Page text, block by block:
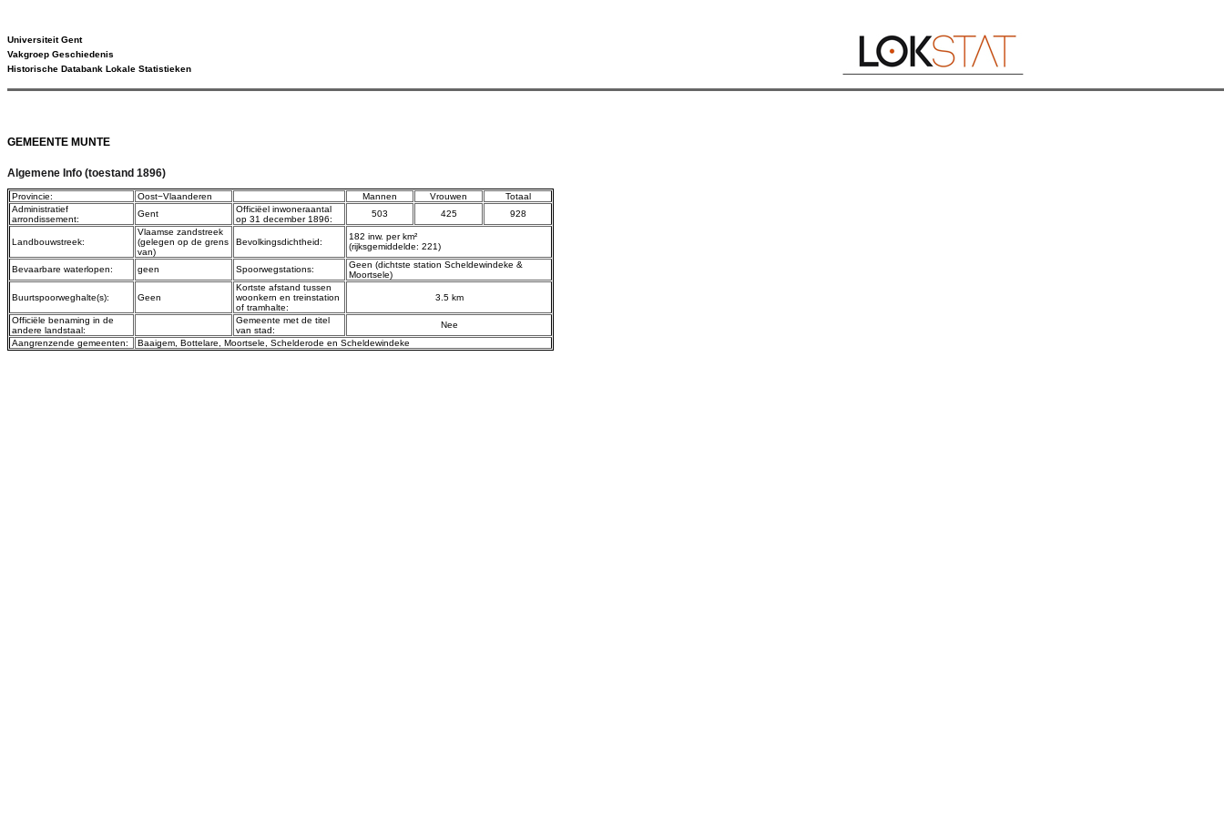
Universiteit Gent
Vakgroep Geschiedenis
Historische Databank Lokale Statistieken
GEMEENTE MUNTE
Algemene Info (toestand 1896)
Provincie: Oost−Vlaanderen Mannen Vrouwen
Totaal
Administratief
arrondissement:
Gent
Officiëel inwoneraantal
op 31 december 1896:
503 425 928
Landbouwstreek:
Vlaamse zandstreek
(gelegen op de grens
van)
Bevolkingsdichtheid:
182 inw. per km²
(rijksgemiddelde: 221)
Bevaarbare waterlopen: geen Spoorwegstations:
Geen (dichtste station Scheldewindeke &
Moortsele)
Buurtspoorweghalte(s): Geen
Kortste afstand tussen
woonkern en treinstation
of tramhalte:
3.5 km
Officiële benaming in de
andere landstaal:
Gemeente met de titel
van stad:
Nee
Aangrenzende gemeenten:
Baaigem Bottelare Moortsele Schelderode en Scheldewindeke